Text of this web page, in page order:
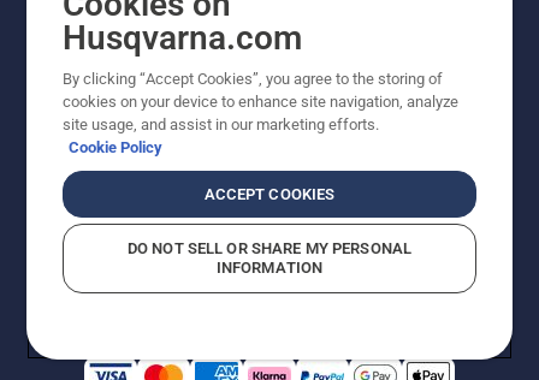
viste priser er vejledende udsalgspriser. Der tages
forbehold for stave- og trykfejl samt prisændringer. Vi
stræber efter at have så nøjagtige oplysningerne på
dette websted som muligt. Alle anførte priser er
vejledende udsalgspriser (inkl. moms), medmindre
Bekendtgørelse vedr. beskyttelse af personlige oplysninger
Rapporter formodede overtrædelser
Husqvarna.com
By clicking “Accept Cookies”, you agree to the storing of
cookies on your device to enhance site navigation, analyze
site usage, and assist in our marketing efforts.
Cookie Policy
ACCEPT COOKIES
DO NOT SELL OR SHARE MY PERSONAL
INFORMATION